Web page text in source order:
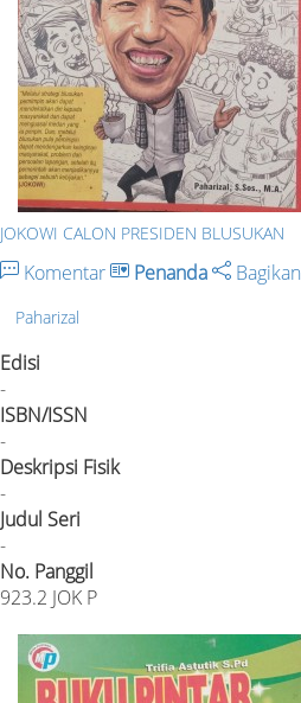
JOKOWI CALON PRESIDEN BLUSUKAN
Komentar Penanda Bagikan
Paharizal
Edisi
-
ISBN/ISSN
-
Deskripsi Fisik
-
Judul Seri
-
No. Panggil
923.2 JOK P